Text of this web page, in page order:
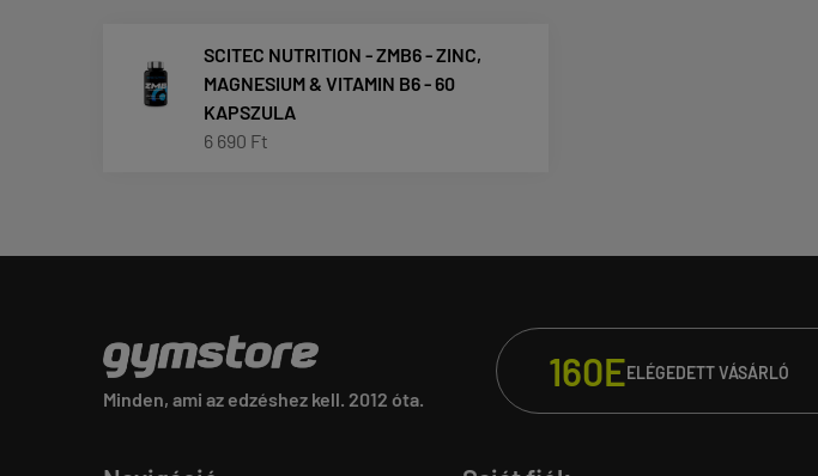
SCITEC NUTRITION - ZMB6 - ZINC,
MAGNESIUM & VITAMIN B6 - 60
KAPSZULA
6 690 Ft
Minden, ami az edzéshez kell. 2012 óta.
160EELÉGEDETT VÁSÁRLÓ